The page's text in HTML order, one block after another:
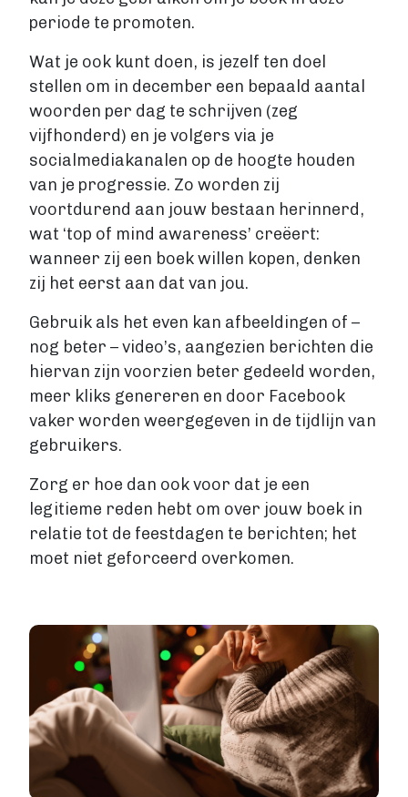
periode te promoten.
Wat je ook kunt doen, is jezelf ten doel
stellen om in december een bepaald aantal
woorden per dag te schrijven (zeg
vijfhonderd) en je volgers via je
socialmediakanalen op de hoogte houden
van je progressie. Zo worden zij
voortdurend aan jouw bestaan herinnerd,
wat ‘top of mind awareness’ creëert:
wanneer zij een boek willen kopen, denken
zij het eerst aan dat van jou.
Gebruik als het even kan afbeeldingen of –
nog beter – video’s, aangezien berichten die
hiervan zijn voorzien beter gedeeld worden,
meer kliks genereren en door Facebook
vaker worden weergegeven in de tijdlijn van
gebruikers.
Zorg er hoe dan ook voor dat je een
legitieme reden hebt om over jouw boek in
relatie tot de feestdagen te berichten; het
moet niet geforceerd overkomen.
Image